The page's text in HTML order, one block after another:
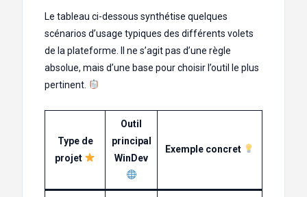
Le tableau ci-dessous synthétise quelques
scénarios d’usage typiques des différents volets
de la plateforme. Il ne s’agit pas d’une règle
absolue, mais d’une base pour choisir l’outil le plus
pertinent.
Type de
projet
Outil
principal
WinDev
Exemple concret